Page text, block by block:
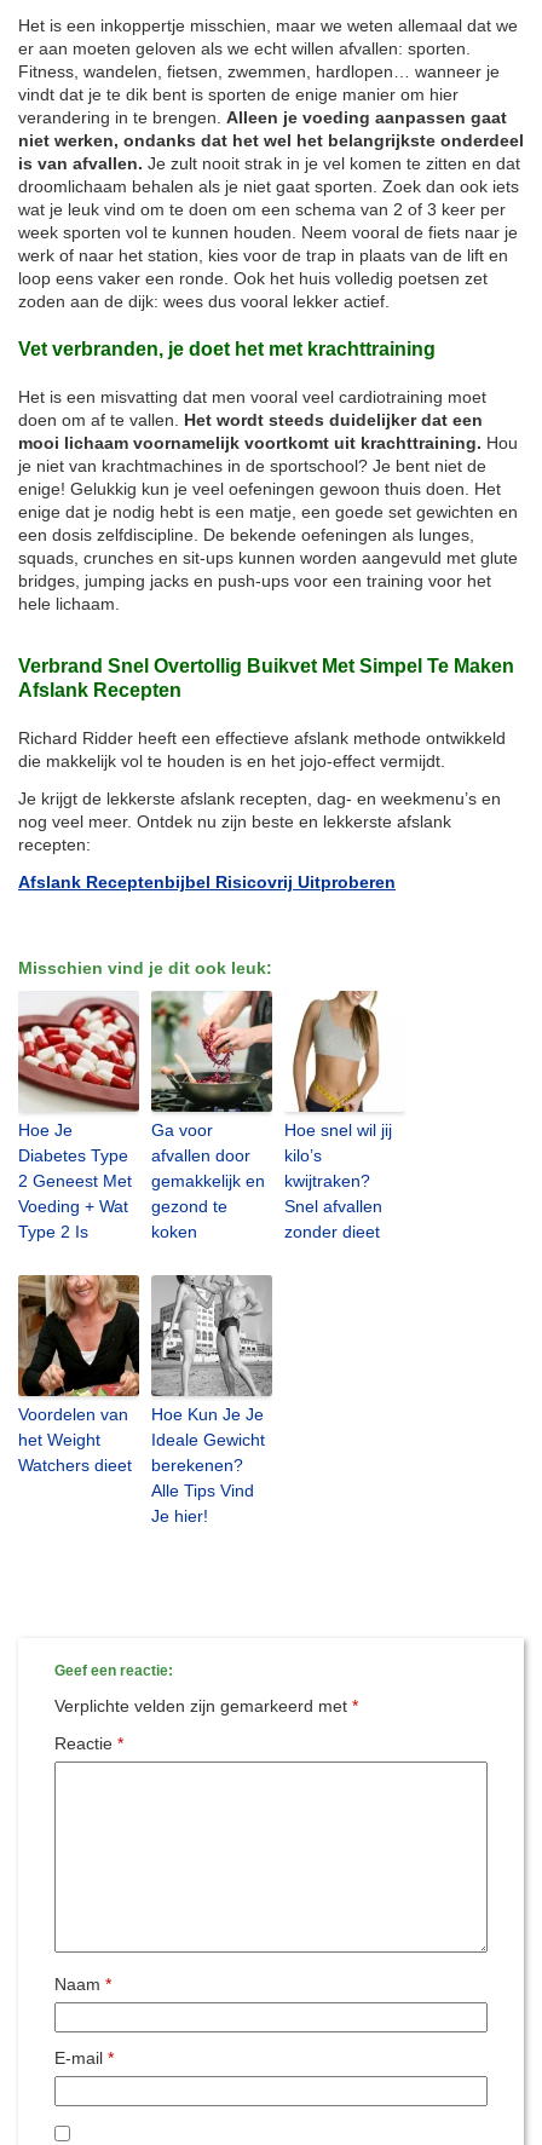
Het is een inkoppertje misschien, maar we weten allemaal dat we
er aan moeten geloven als we echt willen afvallen: sporten.
Fitness, wandelen, fietsen, zwemmen, hardlopen… wanneer je
vindt dat je te dik bent is sporten de enige manier om hier
verandering in te brengen. Alleen je voeding aanpassen gaat
niet werken, ondanks dat het wel het belangrijkste onderdeel
is van afvallen. Je zult nooit strak in je vel komen te zitten en dat
droomlichaam behalen als je niet gaat sporten. Zoek dan ook iets
wat je leuk vind om te doen om een schema van 2 of 3 keer per
week sporten vol te kunnen houden. Neem vooral de fiets naar je
werk of naar het station, kies voor de trap in plaats van de lift en
loop eens vaker een ronde. Ook het huis volledig poetsen zet
zoden aan de dijk: wees dus vooral lekker actief.
Vet verbranden, je doet het met krachttraining
Het is een misvatting dat men vooral veel cardiotraining moet
doen om af te vallen. Het wordt steeds duidelijker dat een
mooi lichaam voornamelijk voortkomt uit krachttraining. Hou
je niet van krachtmachines in de sportschool? Je bent niet de
enige! Gelukkig kun je veel oefeningen gewoon thuis doen. Het
enige dat je nodig hebt is een matje, een goede set gewichten en
een dosis zelfdiscipline. De bekende oefeningen als lunges,
squads, crunches en sit-ups kunnen worden aangevuld met glute
bridges, jumping jacks en push-ups voor een training voor het
hele lichaam.
Verbrand Snel Overtollig Buikvet Met Simpel Te Maken
Afslank Recepten
Richard Ridder heeft een effectieve afslank methode ontwikkeld
die makkelijk vol te houden is en het jojo-effect vermijdt.
Je krijgt de lekkerste afslank recepten, dag- en weekmenu’s en
nog veel meer. Ontdek nu zijn beste en lekkerste afslank
recepten:
Afslank Receptenbijbel Risicovrij Uitproberen
Misschien vind je dit ook leuk:
Hoe Je
Diabetes Type
2 Geneest Met
Voeding + Wat
Type 2 Is
Ga voor
afvallen door
gemakkelijk en
gezond te
koken
Hoe snel wil jij
kilo’s
kwijtraken?
Snel afvallen
zonder dieet
Voordelen van
het Weight
Watchers dieet
Hoe Kun Je Je
Ideale Gewicht
berekenen?
Alle Tips Vind
Je hier!
Geef een reactie:
Verplichte velden zijn gemarkeerd met *
Reactie *
Naam *
E-mail *